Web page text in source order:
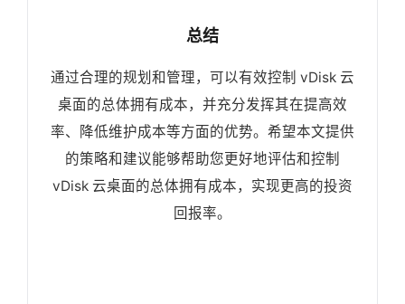
总结
通过合理的规划和管理，可以有效控制 vDisk 云
桌面的总体拥有成本，并充分发挥其在提高效
率、降低维护成本等方面的优势。希望本文提供
的策略和建议能够帮助您更好地评估和控制
vDisk 云桌面的总体拥有成本，实现更高的投资
回报率。